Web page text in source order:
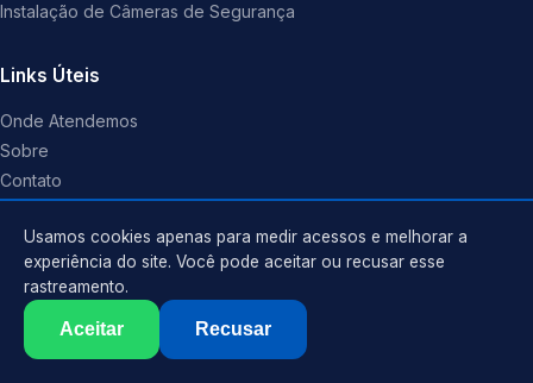
Instalação de Câmeras de Segurança
Links Úteis
Onde Atendemos
Sobre
Contato
Contato
Atendimento em Presidente Prudente-SP e regiões parceiras
contato@eletricistaempresidenteprudente.com
Usamos cookies apenas para medir acessos e melhorar a
experiência do site. Você pode aceitar ou recusar esse
rastreamento.
Aceitar Recusar